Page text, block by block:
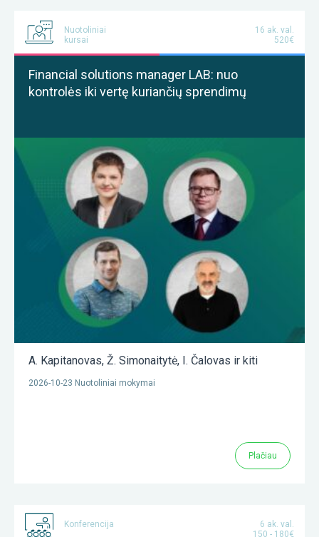
Nuotoliniai
kursai
16 ak. val.
520€
Financial solutions manager LAB: nuo
kontrolės iki vertę kuriančių sprendimų
A. Kapitanovas, Ž. Simonaitytė, I. Čalovas ir kiti
2026-10-23 Nuotoliniai mokymai
Plačiau
Konferencija
6 ak. val.
150 - 180€